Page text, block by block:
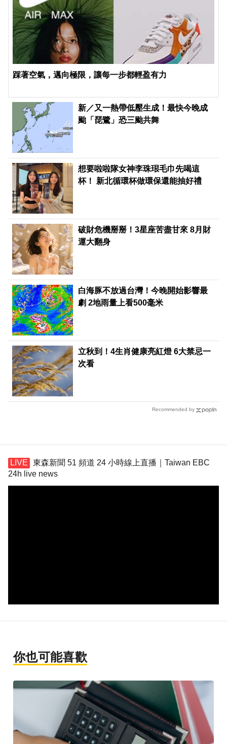
踩著空氣，邁向極限，讓每一步都輕盈有力
新／又一熱帶低壓生成！最快今晚成
颱「琵鷺」恐三颱共舞
想要啦啦隊女神李珠珢毛巾先喝這
杯！ 新北循環杯做環保還能抽好禮
破財危機掰掰！3星座苦盡甘來 8月財
運大翻身
白海豚不放過台灣！今晚開始影響最
劇 2地雨量上看500毫米
立秋到！4生肖健康亮紅燈 6大禁忌一
次看
Recommended by
東森新聞 51 頻道 24 小時線上直播｜Taiwan EBC
24h live news
你也可能喜歡